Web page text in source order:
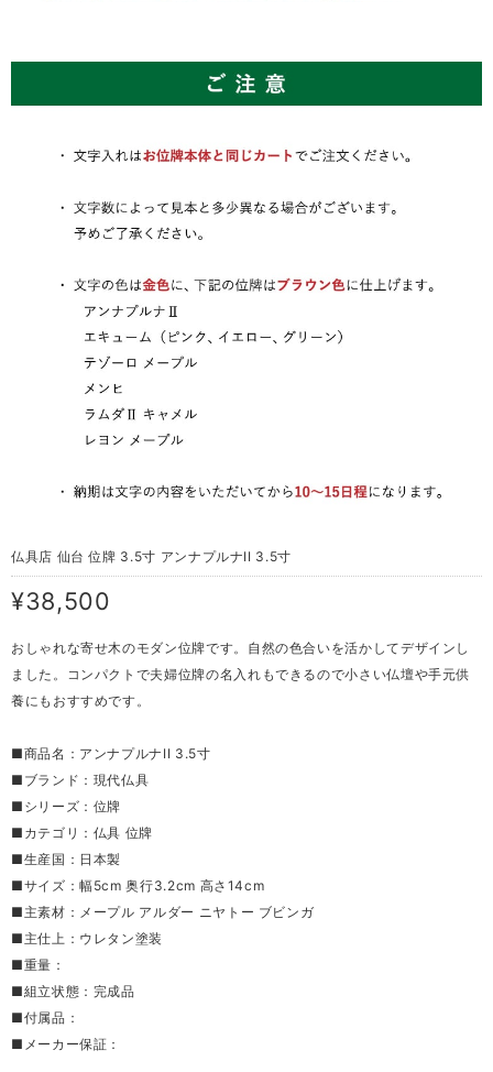
仏具店 仙台 位牌 3.5寸 アンナプルナII 3.5寸
¥38,500
おしゃれな寄せ木のモダン位牌です。自然の色合いを活かしてデザインし
ました。コンパクトで夫婦位牌の名入れもできるので小さい仏壇や手元供
養にもおすすめです。
■商品名：アンナプルナII 3.5寸
■ブランド：現代仏具
■シリーズ：位牌
■カテゴリ：仏具 位牌
■生産国：日本製
■サイズ：幅5cm 奥行3.2cm 高さ14cm
■主素材：メープル アルダー ニヤトー ブビンガ
■主仕上：ウレタン塗装
■重量：
■組立状態：完成品
■付属品：
■メーカー保証：